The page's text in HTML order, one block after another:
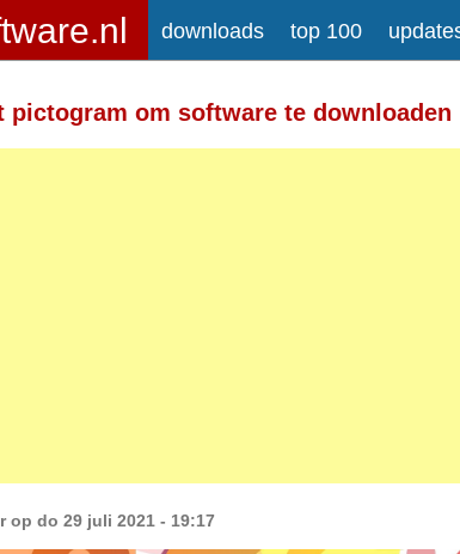
downloads top 100
pictogram om software te downloaden
op do 29 juli 2021 - 19:17
Meer
HTML-tags: <a> <em>
<br> <br /> <i> <b> <p>